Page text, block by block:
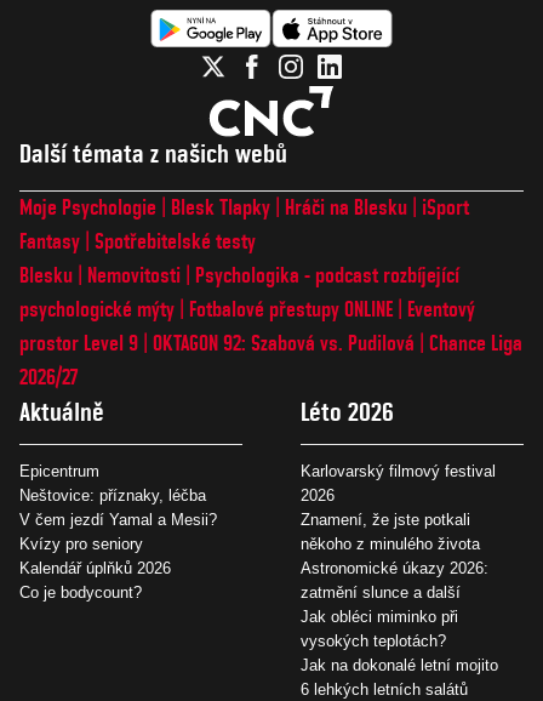
Další témata z našich webů
Moje Psychologie Blesk Tlapky Hráči na Blesku
iSport
Fantasy Spotřebitelské testy
Blesku
Nemovitosti
Psychologika - podcast rozbíjející
psychologické mýty
Fotbalové přestupy ONLINE
Eventový
prostor Level 9 OKTAGON 92: Szabová vs. Pudilová
Chance Liga
2026/27
Aktuálně
Epicentrum
Neštovice: příznaky, léčba
V čem jezdí Yamal a Mesii?
Kvízy pro seniory
Kalendář úplňků 2026
Co je bodycount?
Léto 2026
Karlovarský filmový festival
2026
Znamení, že jste potkali
někoho z minulého života
Astronomické úkazy 2026:
zatmění slunce a další
Jak obléci miminko při
vysokých teplotách?
Jak na dokonalé letní mojito
6 lehkých letních salátů